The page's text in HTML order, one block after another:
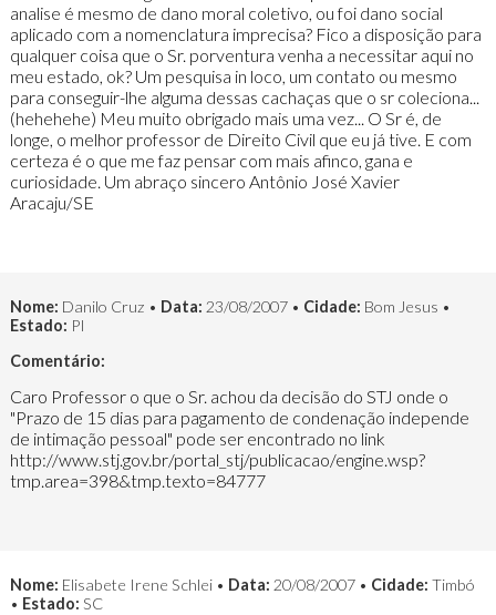
analise é mesmo de dano moral coletivo, ou foi dano social
aplicado com a nomenclatura imprecisa? Fico a disposição para
qualquer coisa que o Sr. porventura venha a necessitar aqui no
meu estado, ok? Um pesquisa in loco, um contato ou mesmo
para conseguir-lhe alguma dessas cachaças que o sr coleciona...
(hehehehe) Meu muito obrigado mais uma vez... O Sr é, de
longe, o melhor professor de Direito Civil que eu já tive. E com
certeza é o que me faz pensar com mais afinco, gana e
curiosidade. Um abraço sincero Antônio José Xavier
Aracaju/SE
Nome: Danilo Cruz • Data: 23/08/2007 • Cidade: Bom Jesus •
Estado: PI
Comentário:
Caro Professor o que o Sr. achou da decisão do STJ onde o
"Prazo de 15 dias para pagamento de condenação independe
de intimação pessoal" pode ser encontrado no link
http://www.stj.gov.br/portal_stj/publicacao/engine.wsp?
tmp.area=398&tmp.texto=84777
Nome: Elisabete Irene Schlei • Data: 20/08/2007 • Cidade: Timbó
• Estado: SC